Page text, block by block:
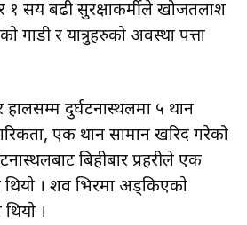
१ सय बढी सुरक्षाकर्मीले खोजतलाश
गाडी र यात्रुहरुको अवस्था पत्ता
दुर्घटनास्थलमा ५ थान
एक थान सामान खरिद गरेको
बिहीबार प्रहरीले एक
। शव भिरमा अड्किएकाे
।